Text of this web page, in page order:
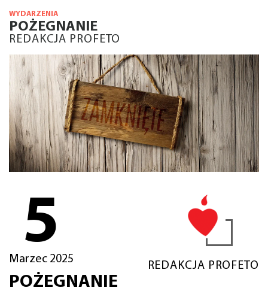
WYDARZENIA
POŻEGNANIE
REDAKCJA PROFETO
5
Marzec 2025
REDAKCJA PROFETO
POŻEGNANIE